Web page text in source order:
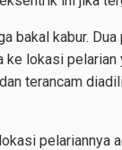
bakal kabur.
lokasi pelarian
terancam
pelariannya